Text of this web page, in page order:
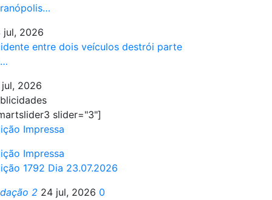
jul, 2026
entre dois veículos destrói parte
jul, 2026
slider="3"]
Impressa
Impressa
1792 Dia 23.07.2026
2 24 jul, 2026 0